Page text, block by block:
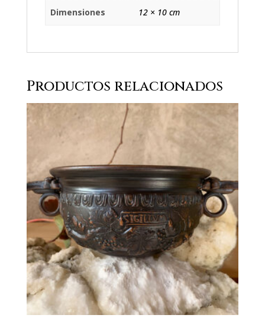
Dimensiones 12 × 10 cm
Productos relacionados